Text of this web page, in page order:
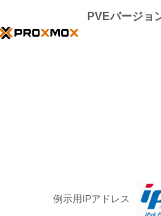
PVEバージョ
例示用IPアドレス